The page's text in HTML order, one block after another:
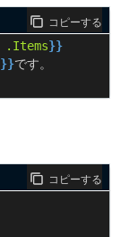
コピーする
.Items}}
}}
コピーする